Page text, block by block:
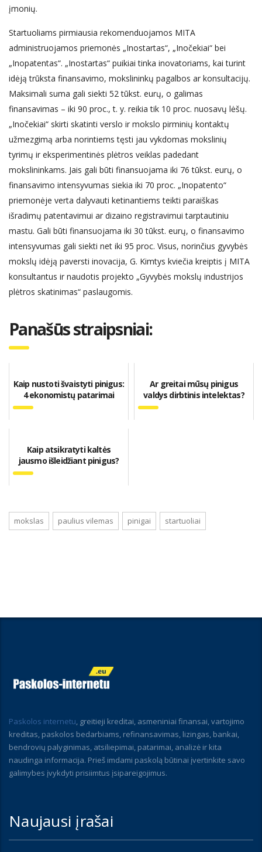
įmonių.
Startuoliams pirmiausia rekomenduojamos MITA
administruojamos priemonės „Inostartas“, „Inočekiai“ bei
„Inopatentas“. „Inostartas“ puikiai tinka inovatoriams, kai turint
idėją trūksta finansavimo, mokslininkų pagalbos ar konsultacijų.
Maksimali suma gali siekti 52 tūkst. eurų, o galimas
finansavimas – iki 90 proc., t. y. reikia tik 10 proc. nuosavų lėšų.
„Inočekiai“ skirti skatinti verslo ir mokslo pirminių kontaktų
užmezgimą arba norintiems tęsti jau vykdomas mokslinių
tyrimų ir eksperimentinės plėtros veiklas padedant
mokslininkams. Jais gali būti finansuojama iki 76 tūkst. eurų, o
finansavimo intensyvumas siekia iki 70 proc. „Inopatento“
priemonėje verta dalyvauti ketinantiems teikti paraiškas
išradimų patentavimui ar dizaino registravimui tarptautiniu
mastu. Gali būti finansuojama iki 30 tūkst. eurų, o finansavimo
intensyvumas gali siekti net iki 95 proc. Visus, norinčius gyvybės
mokslų idėją paversti inovacija, G. Kimtys kviečia kreiptis į MITA
konsultantus ir naudotis projekto „Gyvybės mokslų industrijos
plėtros skatinimas“ paslaugomis.
Panašūs straipsniai:
Kaip nustoti švaistyti pinigus:
4 ekonomistų patarimai
Ar greitai mūsų pinigus
valdys dirbtinis intelektas?
Kaip atsikratyti kaltės
jausmo išleidžiant pinigus?
mokslas paulius vilemas pinigai startuoliai
Paskolos internetu, greitieji kreditai, asmeniniai finansai, vartojimo
kreditas, paskolos bedarbiams, refinansavimas, lizingas, bankai,
bendrovių palyginimas, atsiliepimai, patarimai, analizė ir kita
naudinga informacija. Prieš imdami paskolą būtinai įvertinkite savo
galimybes įvykdyti prisiimtus įsipareigojimus.
Naujausi įrašai